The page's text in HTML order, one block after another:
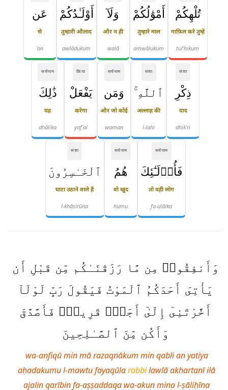
تُلْهِكُمْ
गाफ़िल करे तुम्हें
tul'hikum
أَمْوَٰلُكُمْ
तुम्हारे माल
amwālukum
وَلَآ
और न ही
walā
أَوْلَـٰدُكُمْ
तुम्हारी औलाद
awlādukum
عَن
से
ʿan
संज्ञा
ذِكْرِ
याद
dhik'ri
संज्ञा
ٱللَّهِ ۚ
अल्लाह की
l-lahi
सर्वनाम
وَمَن
और जो कोई
waman
क्रिया
يَفْعَلْ
करेगा
yafʿal
सर्वनाम
ذَٰلِكَ
यह
dhālika
सर्वनाम
فَأُو۟لَـٰٓئِكَ
तो वही लोग
fa-ulāika
सर्वनाम
هُمُ
वो खुद
humu
संज्ञा
ٱلْخَـٰسِرُونَ
घाटा उठाने वाले हैं
l-khāsirūna
وَأَنفِقُوا۟ مِن مَّا رَزَقْنَـٰكُم مِّن قَبْلِ أَن
يَأْتِىَ أَحَدَكُمُ ٱلْمَوْتُ فَيَقُولَ رَبِّ لَوْلَآ
أَخَّرْتَنِىٓ إِلَىٰٓ أَجَلٍۢ قَرِيبٍۢ فَأَصَّدَّقَ
وَأَكُن مِّنَ ٱلصَّـٰلِحِينَ
wa-anfiqū min mā razaqnākum min qabli an yatiya
aḥadakumu l-mawtu fayaqūlarabbilawlā akhartanī ilā
ajalin qarībin fa-aṣṣaddaqa wa-akun mina l-ṣāliḥīna